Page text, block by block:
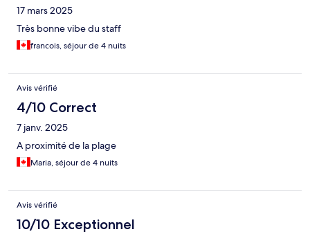
17 mars 2025
Très bonne vibe du staff
francois, séjour de 4 nuits
Avis vérifié
4/10 Correct
7 janv. 2025
A proximité de la plage
Maria, séjour de 4 nuits
Avis vérifié
10/10 Exceptionnel